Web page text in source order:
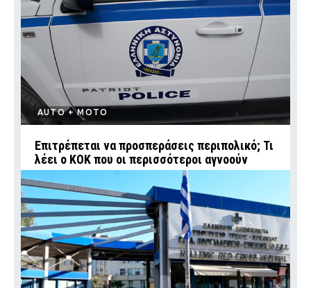
AUTO + MOTO
Επιτρέπεται να προσπεράσεις περιπολικό; Τι
λέει ο ΚΟΚ που οι περισσότεροι αγνοούν